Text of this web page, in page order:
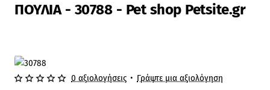
ΠΟΥΛΙΑ - 30788 - Pet shop Petsite.gr
0 αξιολογήσεις • Γράψτε μια αξιολόγηση